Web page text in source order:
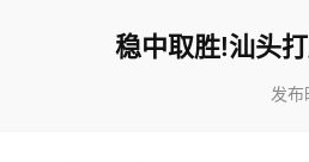
稳中取胜!汕头
发